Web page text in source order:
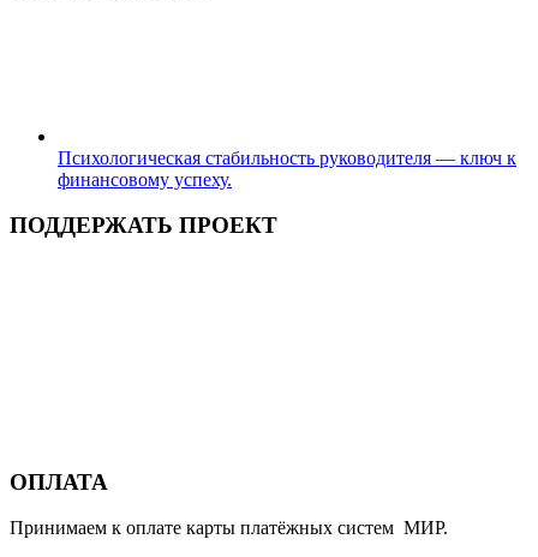
Психологическая стабильность руководителя — ключ к
финансовому успеху.
ПОДДЕРЖАТЬ ПРОЕКТ
ОПЛАТА
Принимаем к оплате карты платёжных систем МИР.